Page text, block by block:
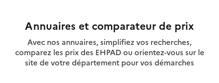
Annuaires et comparateur de prix
Avec nos annuaires, simplifiez vos recherches,
comparez les prix des EHPAD ou orientez-vous sur le
site de votre département pour vos démarches